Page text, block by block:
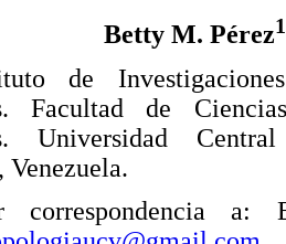
Betty M. Pérez1
de
Facultad de
Universidad
Venezuela.
correspondencia a: